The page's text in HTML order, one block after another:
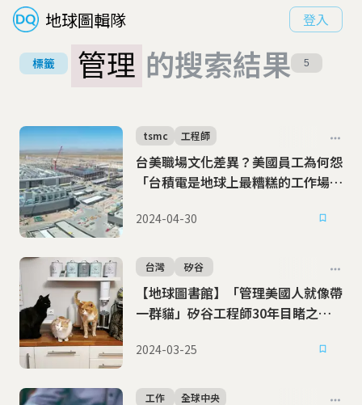
地球圖輯隊 登入
標籤 管理 的搜索結果 5
台美職場文化差異？美國員工為何怨
「台積電是地球上最糟糕的工作場
tsmc 工程師
2024-04-30
【地球圖書館】「管理美國人就像帶
一群貓」矽谷工程師30年目睹之怪
台灣 矽谷
2024-03-25
工作 全球中央